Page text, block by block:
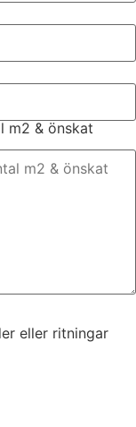
m2 & önskat
eller ritningar